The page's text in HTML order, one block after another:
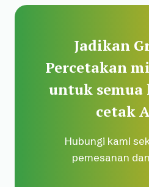
Jadikan
Percetakan
untuk semua
cetak
Hubungi kami
pemesanan